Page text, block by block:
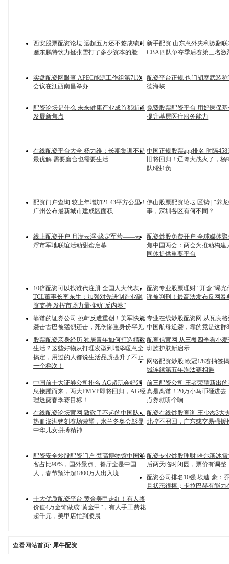
西安股票配资论坛 远超五万还不签成绩对
赌东鹏特饮力挺张雪打了多少资本的脸
新手配资 山东意外失利掀翻
CBA四队争夺季后赛第三名激
实盘配资网眼查 APEC能源工作组第71次
会议在江西南昌举办
配资平台正规 也门胡塞武装
德海峡
配资论坛是什么 未来健康产业成首都街道
发展新焦点
免费股票配资平台 用好医保
提升基层医疗服务能力
在线配资平台大全 杨力维：长期集训不是
最优解 需要磨合也需要生活
中国正规股票app排名 时隔
旧将回归！辽粤大战火了，杨
队6胜1负
配资门户查询 较上年增加21.43平方公里！
广州公布最新城市建成区面积
佛山股票配资论坛 区势 | “养
事，深圳各区有何不同？
线上配资开户 月满云浮·缘定军营——云
浮市军地联谊活动甜蜜启幕
配资炒股免费开户 全球媒体
焦中国两会：两会为推动构建
同体提供重要平台
10倍配资可以找谁代注册 全国人大代表、
TCL董事长李东生：加强对先进制造业融
资支持 发挥市场力量推动“反内卷”
配资专业股票理财 “开盒”曝
谣被判刑！最高法发布反网暴
靠谱的证券公司 挑衅反遭重创！美军快艇
袭击古巴被猛烈还击，死伤惨重身份罕见
专业在线炒股配资网 从瓦良
中国航母逆袭，靠的竟是这群
股票配资亲身经历 独居青年如何打造精致
生活？这些好物从打理发型到增添暖意全
搞定，用过的人都说生活品质提升了不止
一个档次！
配查信官网 从三餐四季看小
班族护肤新启示
网络配资炒股 欧冠1/8赛抽签
城连续第五年淘汰赛相遇
中国前十大证券公司排名 AG超玩会好消
息接踵而来，两大FMVP即将回归，AG经
理透露春季赛目标！
前三配资公司 王者荣耀新出
真是离谱！20万小马币砸进去
点券就听个响
在线配资论坛官网 致敬了不起的中国队，
热血澎湃铭刻赛场荣耀，米兰冬奥会彰显
中华儿女拼搏精神
配资在线炒股查询 王少杰3大
北控不召回，广东或交易强援
配资安全炒股配资门户 梵高博物馆中国游
客占比90%，国外景点、餐厅全是中国
人，春节预计超1800万人出入境
配资专业炒股理财 哈尔滨冰
后两天临时闭园，票价有调整
配资公司排名10强 埃迪-豪：
且状态很棒；卡拉巴赫有能力
十大优质配资平台 黄金美甲走红！有人将
价值4万金饰做成“黄金甲”，有人手工费花
超千元，美甲店忙到凌晨
查看网站首页: 犀牛配资